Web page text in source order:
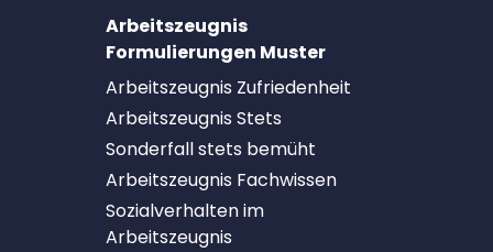
Arbeitszeugnis
Formulierungen Muster
Arbeitszeugnis Zufriedenheit
Arbeitszeugnis Stets
Sonderfall stets bemüht
Arbeitszeugnis Fachwissen
Sozialverhalten im
Arbeitszeugnis